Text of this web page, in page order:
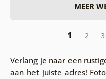
MEER
1 2 3
Verlang je naar een
aan het juiste adres!